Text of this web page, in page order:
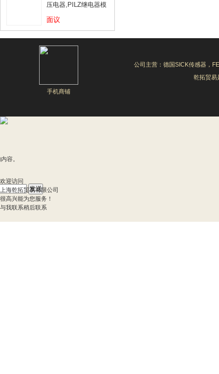
压电器,PILZ继电器模
面议
手机商铺
公司主营：德国SICK传感器，
乾拓贸易
容。
欢迎访问
上海乾拓贸易有限公司
很高兴能为您服务！
与我联系稍后联系